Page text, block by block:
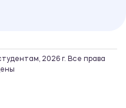
2026 г. Все права